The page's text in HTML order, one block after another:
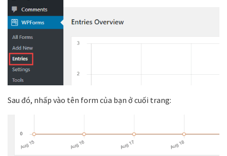
Sau đó, nhấp vào tên form của bạn ở cuối trang: